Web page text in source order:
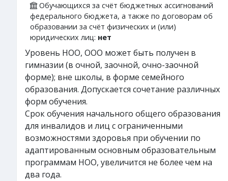
Обучающихся за счёт бюджетных ассигнований
федерального бюджета, а также по договорам об
образовании за счёт физических и (или)
юридических лиц: нет
Уровень НОО, ООО может быть получен в
гимназии (в очной, заочной, очно-заочной
форме); вне школы, в форме семейного
образования. Допускается сочетание различных
форм обучения.
Срок обучения начального общего образования
для инвалидов и лиц с ограниченными
возможностями здоровья при обучении по
адаптированным основным образовательным
программам НОО, увеличится не более чем на
два года.